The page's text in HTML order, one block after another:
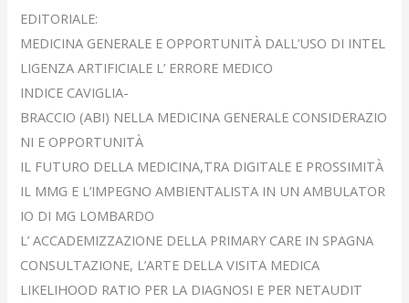
EDITORIALE:
MEDICINA GENERALE E OPPORTUNITÀ DALL’USO DI INTEL
LIGENZA ARTIFICIALE L’ ERRORE MEDICO
INDICE CAVIGLIA-
BRACCIO (ABI) NELLA MEDICINA GENERALE CONSIDERAZIO
NI E OPPORTUNITÀ
IL FUTURO DELLA MEDICINA,TRA DIGITALE E PROSSIMITÀ
IL MMG E L’IMPEGNO AMBIENTALISTA IN UN AMBULATOR
IO DI MG LOMBARDO
L’ ACCADEMIZZAZIONE DELLA PRIMARY CARE IN SPAGNA
CONSULTAZIONE, L’ARTE DELLA VISITA MEDICA
LIKELIHOOD RATIO PER LA DIAGNOSI E PER NETAUDIT